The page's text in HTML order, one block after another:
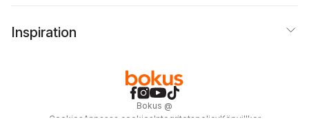
Inspiration
Bokus @
Cookies Anpassa cookies IntegritetspolicyKöpvillkor